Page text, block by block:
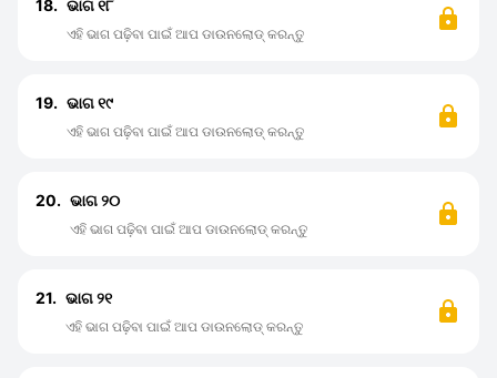
18. ଭାଗ ୧୮
ଏହି ଭାଗ ପଢ଼ିବା ପାଇଁ ଆପ ଡାଉନଲୋଡ୍ କରନ୍ତୁ
19. ଭାଗ ୧୯
ଏହି ଭାଗ ପଢ଼ିବା ପାଇଁ ଆପ ଡାଉନଲୋଡ୍ କରନ୍ତୁ
20. ଭାଗ ୨୦
ଏହି ଭାଗ ପଢ଼ିବା ପାଇଁ ଆପ ଡାଉନଲୋଡ୍ କରନ୍ତୁ
21. ଭାଗ ୨୧
ଏହି ଭାଗ ପଢ଼ିବା ପାଇଁ ଆପ ଡାଉନଲୋଡ୍ କରନ୍ତୁ